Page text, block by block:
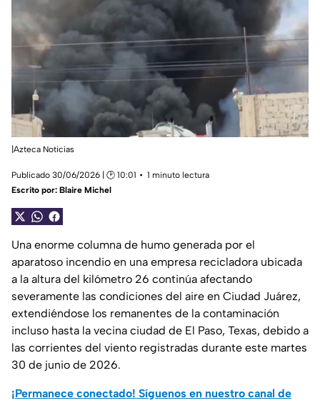
|Azteca Noticias
Publicado 30/06/2026 | 🕑 10:01
1 minuto lectura
Escrito por: Blaire Michel
Una enorme columna de humo generada por el
aparatoso incendio en una empresa recicladora ubicada
a la altura del kilómetro 26 continúa afectando
severamente las condiciones del aire en Ciudad Juárez,
extendiéndose los remanentes de la contaminación
incluso hasta la vecina ciudad de El Paso, Texas, debido a
las corrientes del viento registradas durante este martes
30 de junio de 2026.
¡Permanece conectado! Síguenos en nuestro canal de